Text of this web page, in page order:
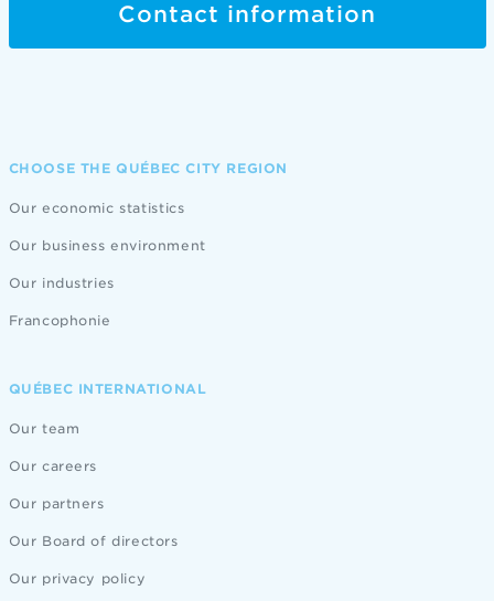
Contact information
CHOOSE THE QUÉBEC CITY REGION
Our economic statistics
Our business environment
Our industries
Francophonie
QUÉBEC INTERNATIONAL
Our team
Our careers
Our partners
Our Board of directors
Our privacy policy